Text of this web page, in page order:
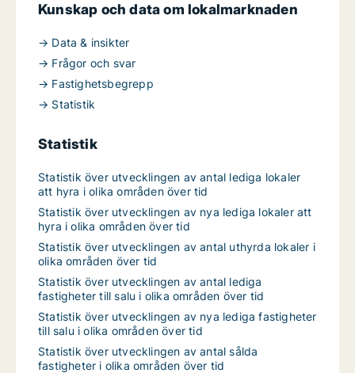
Kunskap och data om lokalmarknaden
→ Data & insikter
→ Frågor och svar
→ Fastighetsbegrepp
→ Statistik
Statistik
Statistik över utvecklingen av antal lediga lokaler
att hyra i olika områden över tid
Statistik över utvecklingen av nya lediga lokaler att
hyra i olika områden över tid
Statistik över utvecklingen av antal uthyrda lokaler i
olika områden över tid
Statistik över utvecklingen av antal lediga
fastigheter till salu i olika områden över tid
Statistik över utvecklingen av nya lediga fastigheter
till salu i olika områden över tid
Statistik över utvecklingen av antal sålda
fastigheter i olika områden över tid